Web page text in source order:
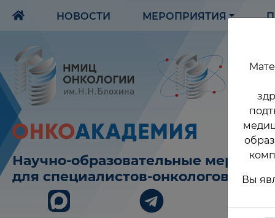
Вы
НОВОСТИ МЕРОПРИЯТИЯ
Научно-образовательные
для специалистов-онкологов